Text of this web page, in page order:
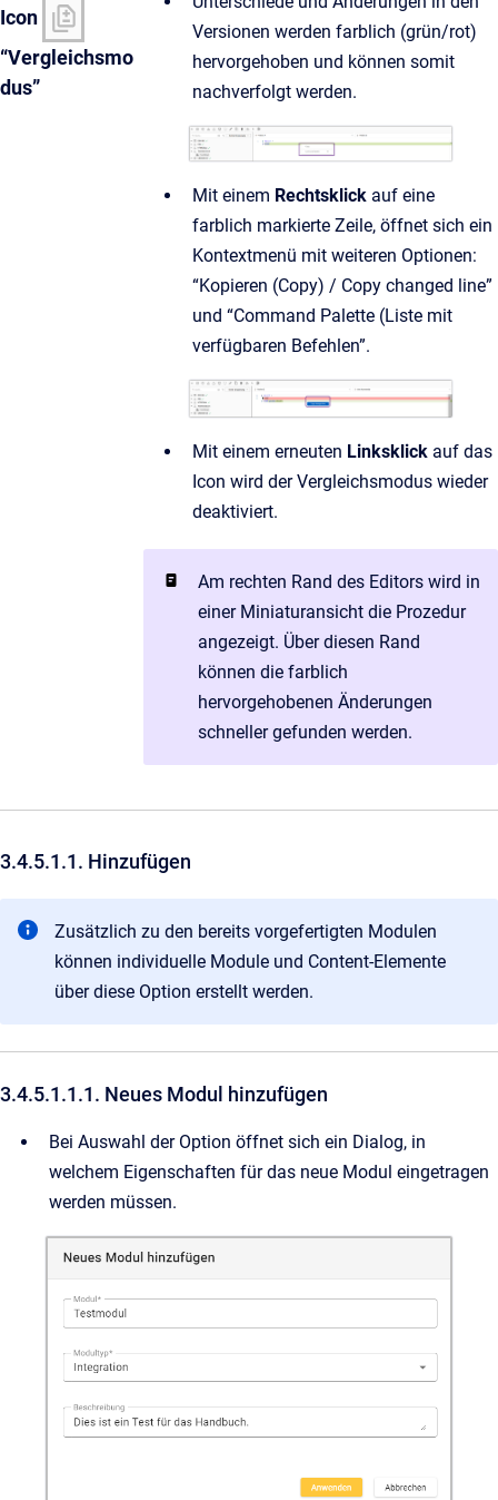
Icon
“Vergleichsmo
dus”
Versionen werden farblich (grün/rot)
hervorgehoben und können somit
nachverfolgt werden.
Mit einem Rechtsklick auf eine
farblich markierte Zeile, öffnet sich ein
Kontextmenü mit weiteren Optionen:
“Kopieren (Copy) / Copy changed line”
und “Command Palette (Liste mit
verfügbaren Befehlen”.
Mit einem erneuten Linksklick auf das
Icon wird der Vergleichsmodus wieder
deaktiviert.
Am rechten Rand des Editors wird in
einer Miniaturansicht die Prozedur
angezeigt. Über diesen Rand
können die farblich
hervorgehobenen Änderungen
schneller gefunden werden.
3.4.5.1.1. Hinzufügen
Zusätzlich zu den bereits vorgefertigten Modulen
können individuelle Module und Content-Elemente
über diese Option erstellt werden.
3.4.5.1.1.1. Neues Modul hinzufügen
Bei Auswahl der Option öffnet sich ein Dialog, in
welchem Eigenschaften für das neue Modul eingetragen
werden müssen.